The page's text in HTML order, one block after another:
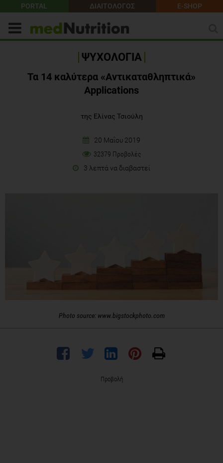
PORTAL ΔΙΑΙΤΟΛΟΓΟΣ E-SHOP
ΨΥΧΟΛΟΓΙΑ
Τα 14 καλύτερα «Αντικαταθληπτικά»
Applications
της Ελίνας Τσιούλη
20 Μαΐου 2019
32379 Προβολές
3 λεπτά να διαβαστεί
Photo source: www.bigstockphoto.com
Προβολή